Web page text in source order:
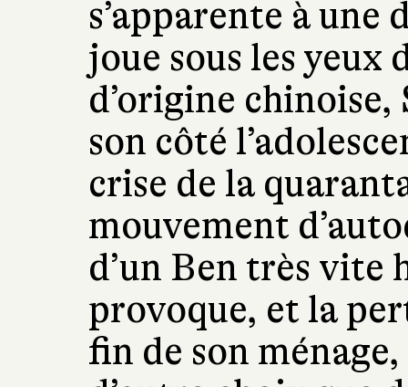
s’apparente à une
joue sous les
d’origine
son côté
crise de la
mouvement
d’un Ben très vite
provoque, et la
fin de son